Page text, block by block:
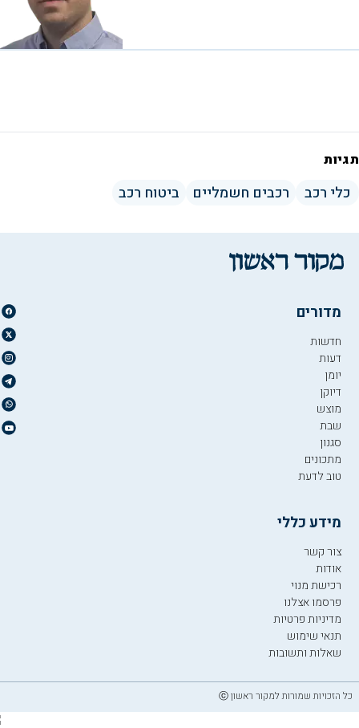
תגיות
כלי רכב רכבים חשמליים ביטוח רכב
מדורים
חדשות
דעות
יומן
דיוקן
מוצש
שבת
סגנון
מתכונים
טוב לדעת
מידע כללי
צור קשר
אודות
רכישת מנוי
פרסמו אצלנו
מדיניות פרטיות
תנאי שימוש
שאלות ותשובות
כל הזכויות שמורות למקור ראשון ⓒ